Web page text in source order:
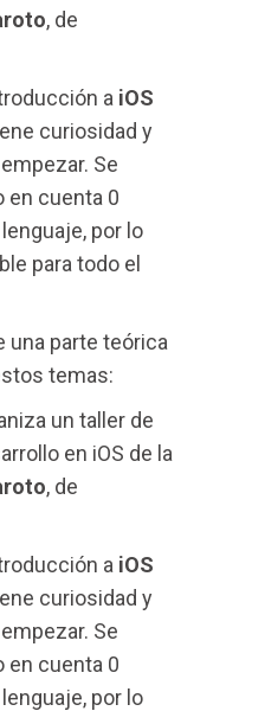
, de
a iOS
curiosidad y
Se
en cuenta 0
por lo
para todo el
una parte teórica
temas:
un taller de
en iOS de la
, de
a iOS
curiosidad y
Se
en cuenta 0
por lo